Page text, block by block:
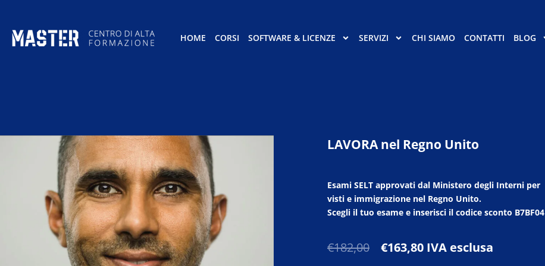
HOME CORSI SOFTWARE & LICENZE SERVIZI CHI SIAMO CONTATTI BLOG
LAVORA nel Regno Unito
Esami SELT approvati dal Ministero degli Interni per
visti e immigrazione nel Regno Unito.
Scegli il tuo esame e inserisci il codice sconto B7BF04
€182,00
Il
€163,80IlIVA esclusa